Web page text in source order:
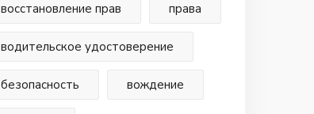
восстановление прав права
водительское удостоверение
безопасность вождение